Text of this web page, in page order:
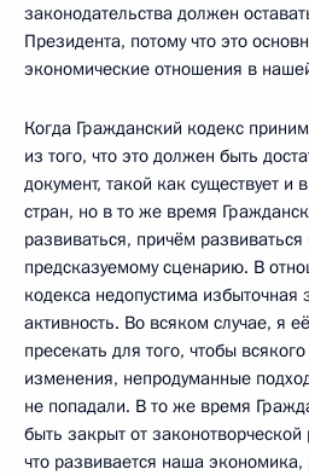
законодательства должен
Президента, потому что это
экономические отношения в
Когда Гражданский кодекс
из того, что это должен быть
документ, такой как существует и
стран, но в то же время
развиваться, причём
предсказуемому сценарию. В
кодекса недопустима избыточная
активность. Во всяком случае, я
пресекать для того, чтобы
изменения, непродуманные
не попадали. В то же время
быть закрыт от
что развивается наша